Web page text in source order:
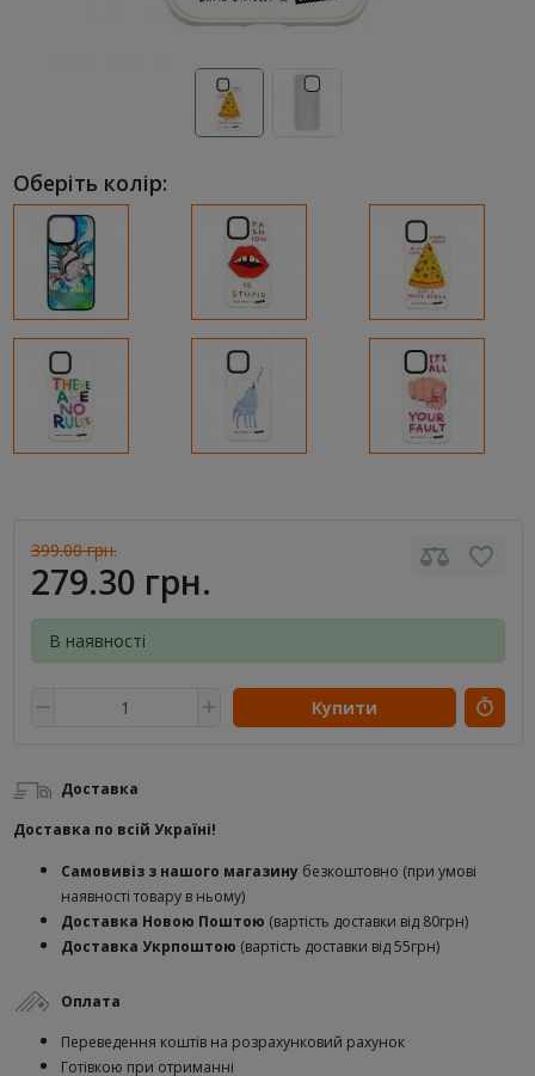
Оберіть колір:
399.00 грн.
279.30 грн.
В наявності
Купити
Доставка
Доставка по всій Україні!
Самовивіз з нашого магазину безкоштовно (при умові
наявності товару в ньому)
Доставка Новою Поштою (вартість доставки від 80грн)
Доставка Укрпоштою (вартість доставки від 55грн)
Оплата
Переведення коштів на розрахунковий рахунок
Готівкою при отриманні